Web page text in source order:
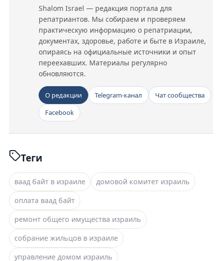
Shalom Israel — редакция портала для
репатриантов. Мы собираем и проверяем
практическую информацию о репатриации,
документах, здоровье, работе и быте в Израиле,
опираясь на официальные источники и опыт
переехавших. Материалы регулярно
обновляются.
О редакции Telegram-канал
Чат сообщества
Facebook
Теги
ваад байт в израиле
домовой комитет израиль
оплата ваад байт
ремонт общего имущества израиль
собрание жильцов в израиле
управление домом израиль